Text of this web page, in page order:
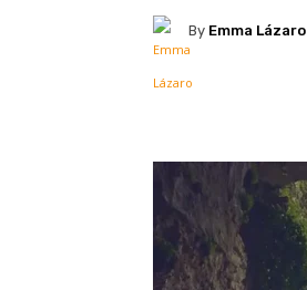
By Emma Lázaro